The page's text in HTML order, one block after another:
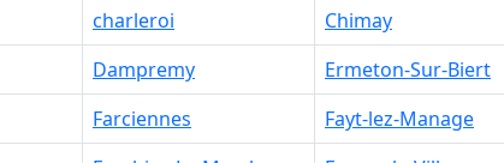
charleroi
Chimay
Dampremy
Ermeton-Sur-Biert
Farciennes
Fayt-lez-Manage